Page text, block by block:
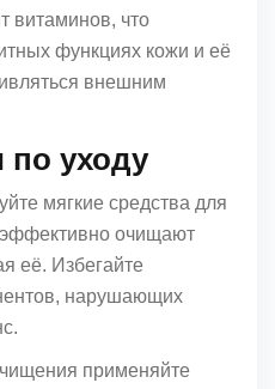
витаминов, что
функциях кожи и её
внешним
по уходу
мягкие средства для
очищают
её. Избегайте
нарушающих
применяйте